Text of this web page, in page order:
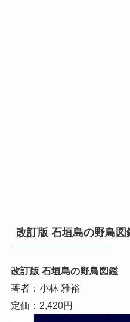
改訂版 石垣島の野鳥図
改訂版 石垣島の野鳥図鑑
著者：小林 雅裕
定価：2,420円